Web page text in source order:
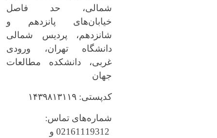
شمالی، حد فاصل
خیابان‌های پانزدهم و
شانزدهم، پردیس شمالی
دانشگاه تهران، ورودی
غربی، دانشکده مطالعات
جهان
کدپستی: ۱۴۳۹۸۱۳۱۱۹
شماره‌های تماس:
02161119312 و